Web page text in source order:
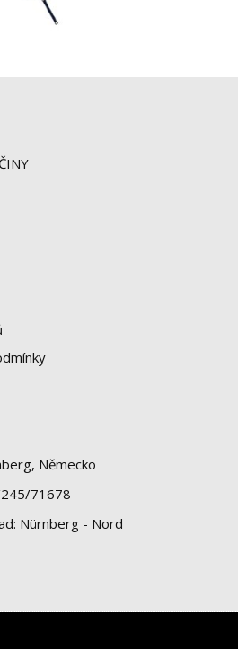
Německo
71678
Nürnberg - Nord